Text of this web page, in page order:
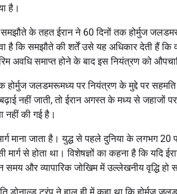
है।
समझौते के तहत ईरान ने 60 दिनों तक होर्मुज
है कि समझौते की शर्तें उसे यह अधिकार देती
अवधि समाप्त होने के बाद इस नियंत्रण को
होर्मुज जलडमरूमध्य पर नियंत्रण के मुद्दे पर
नहीं जाती, तो ईरान अगस्त के मध्य से जहाजों
की गई है।
माना जाता है। युद्ध से पहले दुनिया के लगभग
से होता था। विशेषज्ञों का कहना है कि यदि
समय और व्यापारिक जोखिम में उल्लेखनीय वृद्धि हो